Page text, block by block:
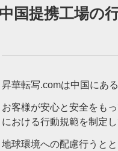
国提携工場の
昇華転写.comは中国にあ
お客様が安心と安全をも
における行動規範を制定し
地球環境への配慮行うと